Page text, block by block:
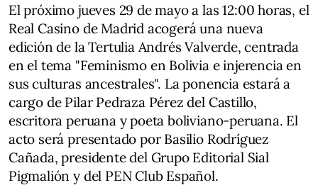
El próximo jueves 29 de mayo a las 12:00 horas, el
Real Casino de Madrid acogerá una nueva
edición de la Tertulia Andrés Valverde, centrada
en el tema "Feminismo en Bolivia e injerencia en
sus culturas ancestrales". La ponencia estará a
cargo de Pilar Pedraza Pérez del Castillo,
escritora peruana y poeta boliviano-peruana. El
acto será presentado por Basilio Rodríguez
Cañada, presidente del Grupo Editorial Sial
Pigmalión y del PEN Club Español.